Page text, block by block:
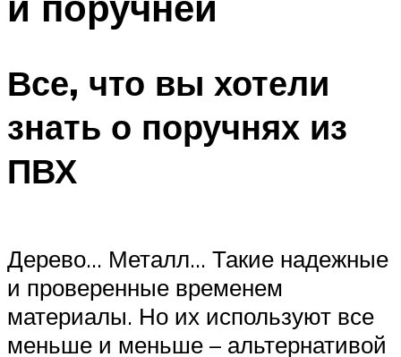
Все, что вы хотели
знать о поручнях из
ПВХ
Дерево… Металл… Такие надежные
и проверенные временем
материалы. Но их используют все
меньше и меньше – альтернативой